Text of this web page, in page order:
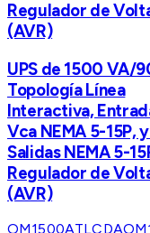
Regulador de
(AVR)
UPS de 1500 VA/
Topología Línea
Interactiva,
Vca NEMA 5-15P,
Salidas NEMA 5-
Regulador de
(AVR)
OM1500ATLCDA